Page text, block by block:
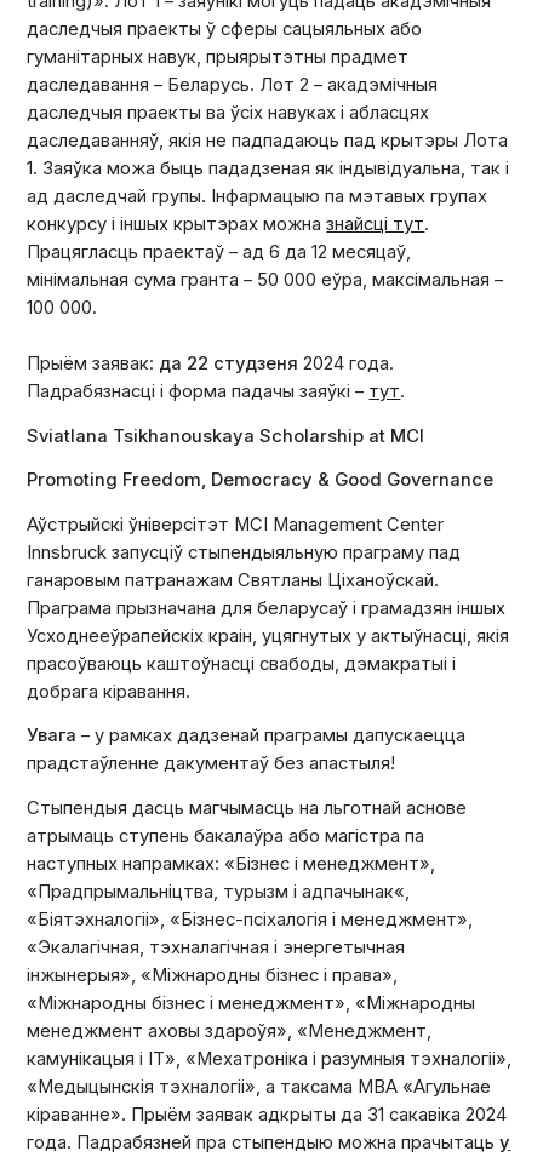
даследчыя праекты ў сферы сацыяльных або
гуманітарных навук, прыярытэтны прадмет
даследавання – Беларусь. Лот 2 – акадэмічныя
даследчыя праекты ва ўсіх навуках і абласцях
даследаванняў, якія не падпадаюць пад крытэры Лота
1. Заяўка можа быць пададзеная як індывідуальна, так і
ад даследчай групы. Інфармацыю па мэтавых групах
конкурсу і іншых крытэрах можна знайсці тут.
Працягласць праектаў – ад 6 да 12 месяцаў,
мінімальная сума гранта – 50 000 еўра, максімальная –
100 000.
Прыём заявак: да 22 студзеня 2024 года.
Падрабязнасці і форма падачы заяўкі – тут.
Sviatlana Tsikhanouskaya Scholarship at MCI
Promoting Freedom, Democracy & Good Governance
Аўстрыйскі ўніверсітэт MCI Management Center
Innsbruck запусціў стыпендыяльную праграму пад
ганаровым патранажам Святланы Ціханоўскай.
Праграма прызначана для беларусаў і грамадзян іншых
Усходнееўрапейскіх краін, уцягнутых у актыўнасці, якія
прасоўваюць каштоўнасці свабоды, дэмакратыі і
добрага кіравання.
Увага – у рамках дадзенай праграмы дапускаецца
прадстаўленне дакументаў без апастыля!
Стыпендыя дасць магчымасць на льготнай аснове
атрымаць ступень бакалаўра або магістра па
наступных напрамках: «Бізнес і менеджмент»,
«Прадпрымальніцтва, турызм і адпачынак«,
«Біятэхналогіі», «Бізнес-псіхалогія і менеджмент»,
«Экалагічная, тэхналагічная і энергетычная
інжынерыя», «Міжнародны бізнес і права»,
«Міжнародны бізнес і менеджмент», «Міжнародны
менеджмент аховы здароўя», «Менеджмент,
камунікацыя і ІТ», «Мехатроніка і разумныя тэхналогіі»,
«Медыцынскія тэхналогіі», а таксама MBA «Агульнае
кіраванне». Прыём заявак адкрыты да 31 сакавіка 2024
года. Падрабязней пра стыпендыю можна прачытаць у